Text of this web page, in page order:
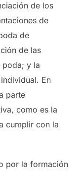
de los
de
de
de las
poda; y la
En
parte
como es la
cumplir con la
por la formación